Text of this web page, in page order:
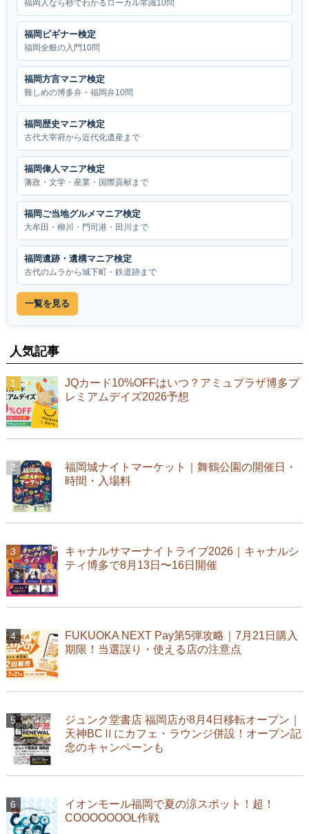
福岡人なら秒でわかるローカル常識10問
福岡ビギナー検定
福岡全般の入門10問
福岡方言マニア検定
難しめの博多弁・福岡弁10問
福岡歴史マニア検定
古代大宰府から近代化遺産まで
福岡偉人マニア検定
藩政・文学・産業・国際貢献まで
福岡ご当地グルメマニア検定
大牟田・柳川・門司港・田川まで
福岡遺跡・遺構マニア検定
古代のムラから城下町・鉄道跡まで
一覧を見る
人気記事
JQカード10%OFFはいつ？アミュプラザ博多プ
レミアムデイズ2026予想
福岡城ナイトマーケット｜舞鶴公園の開催日・
時間・入場料
キャナルサマーナイトライブ2026｜キャナルシ
ティ博多で8月13日〜16日開催
FUKUOKA NEXT Pay第5弾攻略｜7月21日購入
期限！当選誤り・使える店の注意点
ジュンク堂書店 福岡店が8月4日移転オープン｜
天神BCⅡにカフェ・ラウンジ併設！オープン記
念のキャンペーンも
イオンモール福岡で夏の涼スポット！超！
COOOOOOOL作戦